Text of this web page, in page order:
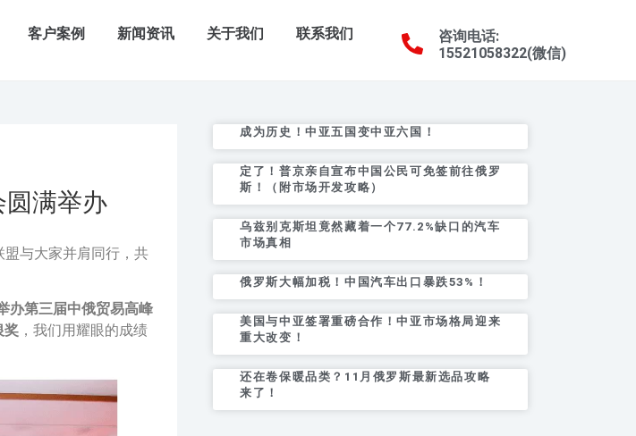
客户案例 新闻资讯 关于我们 联系我们
咨询电话:
15521058322(微信)
满举办
与大家并肩同行，共
办第三届中俄贸易高峰
奖 ，我们用耀眼的成绩
成为历史！中亚五国变中亚六国！
定了！普京亲自宣布中国公民可免签前往俄罗
斯！（附市场开发攻略）
乌兹别克斯坦竟然藏着一个77.2%缺口的汽车
市场真相
俄罗斯大幅加税！中国汽车出口暴跌53%！
美国与中亚签署重磅合作！中亚市场格局迎来
重大改变！
还在卷保暖品类？11月俄罗斯最新选品攻略
来了！